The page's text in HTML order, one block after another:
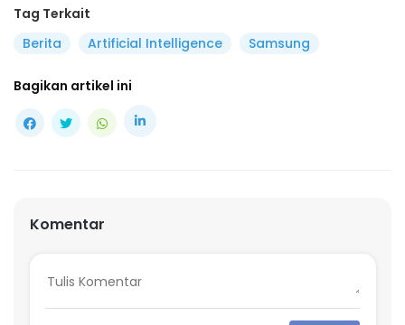
Tag Terkait
Berita
Artificial Intelligence Samsung
Bagikan artikel ini
Komentar